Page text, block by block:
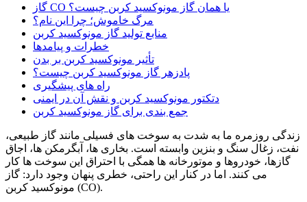
گاز CO یا همان گاز مونوکسید کربن چیست؟
مرگ خاموش؛ چرا این نام؟
منابع تولید گاز مونوکسید کربن
خطرات و پیامدها
تأثیر مونوکسید کربن بر بدن
پادزهر گاز مونوکسید کربن چیست؟
راه های پیشگیری
دتکتور مونوکسید کربن و نقش آن در ایمنی
جمع بندی برای گاز مونوکسید کربن
زندگی روزمره ما به شدت به سوخت های فسیلی مانند گاز طبیعی،
نفت، زغال سنگ و بنزین وابسته است. بخاری ها، آبگرمکن ها، اجاق
گازها، خودروها و موتورخانه ها همگی با احتراق این سوخت ها کار
می کنند. اما در کنار این راحتی، خطری پنهان وجود دارد: گاز
مونوکسید کربن (CO).